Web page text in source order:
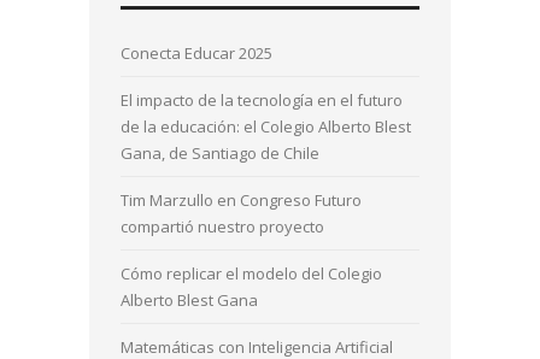
Conecta Educar 2025
El impacto de la tecnología en el futuro
de la educación: el Colegio Alberto Blest
Gana, de Santiago de Chile
Tim Marzullo en Congreso Futuro
compartió nuestro proyecto
Cómo replicar el modelo del Colegio
Alberto Blest Gana
Matemáticas con Inteligencia Artificial